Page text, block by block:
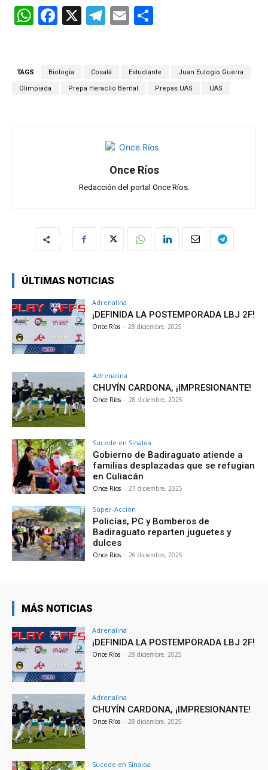
W
A
F
b
X
T
gr
a
E
p
ar
TAGS Biología Cosalá Estudiante Juan Eulogio Guerra
Olimpiada Prepa Heraclio Bernal Prepas UAS UAS
Once Ríos
Redacción del portal Once Ríos.
ÚLTIMAS NOTICIAS
Adrenalina
¡DEFINIDA LA POSTEMPORADA LBJ 2F!
Once Ríos - 28 diciembre, 2025
Adrenalina
CHUYÍN CARDONA, ¡IMPRESIONANTE!
Once Ríos - 28 diciembre, 2025
Sucede en Sinaloa
Gobierno de Badiraguato atiende a
familias desplazadas que se refugian
en Culiacán
Once Ríos - 27 diciembre, 2025
Súper-Acción
Policías, PC y Bomberos de
Badiraguato reparten juguetes y
dulces
Once Ríos - 26 diciembre, 2025
MÁS NOTICIAS
Adrenalina
¡DEFINIDA LA POSTEMPORADA LBJ 2F!
Once Ríos - 28 diciembre, 2025
Adrenalina
CHUYÍN CARDONA, ¡IMPRESIONANTE!
Once Ríos - 28 diciembre, 2025
Sucede en Sinaloa